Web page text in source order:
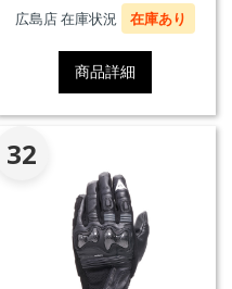
を実現。
広島店 在庫状況 在庫あり
商品詳細
32